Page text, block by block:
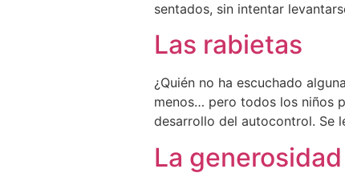
sentados, sin intentar
Las rabietas
¿Quién no ha escuchado
menos… pero todos los niños
desarrollo del autocontrol. Se
La generosidad